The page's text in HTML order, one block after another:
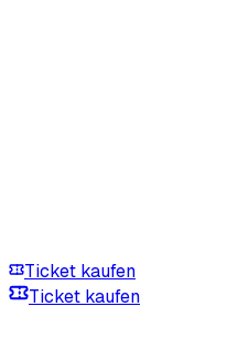
Ticket kaufen
Ticket kaufen